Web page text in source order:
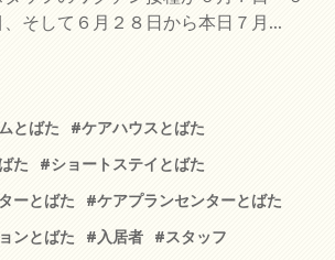
そして６月２８日から本日７月...
とばた
#ケアハウスとばた
た
#ショートステイとばた
ーとばた
#ケアプランセンターとばた
ンとばた
#入居者 #スタッフ